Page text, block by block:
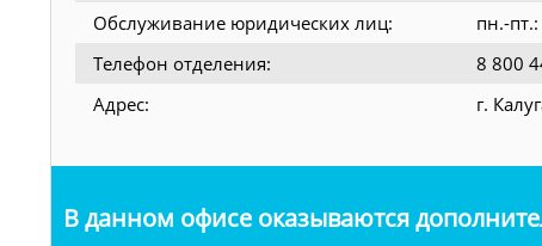
Обслуживание юридических лиц:
пн.-
Телефон отделения:
8 800
Адрес:
г.
В данном офисе оказываются